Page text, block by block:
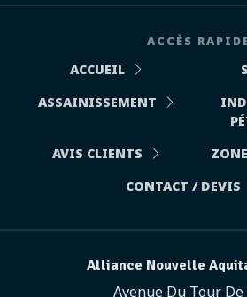
ACCÈS
ACCUEIL
ASSAINISSEMENT
AVIS CLIENTS
CONTACT / DEVIS
Alliance Nouvelle
Avenue Du Tour De